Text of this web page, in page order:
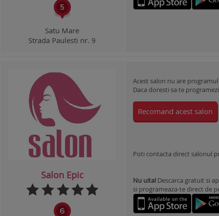
Satu Mare
Strada Paulesti nr. 9
Salon Epic
Acest salon nu are
Daca doresti sa te
Recomand acest salon
Poti contacta direct salonul
Nu uita! Descarca gratuit si
si programeaza-te direct de